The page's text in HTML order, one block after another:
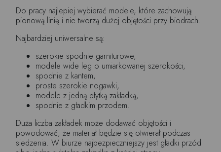
Do pracy najlepiej wybierać modele, które zachowują
pionową linię i nie tworzą dużej objętości przy biodrach.
Najbardziej uniwersalne są:
szerokie spodnie garniturowe,
modele wide leg o umiarkowanej szerokości,
spodnie z kantem,
proste szerokie nogawki,
modele z jedną płytką zakładką,
spodnie z gładkim przodem.
Duża liczba zakładek może dodawać objętości i
powodować, że materiał będzie się otwierał podczas
siedzenia. W biurze najbezpieczniejszy jest gładki przód